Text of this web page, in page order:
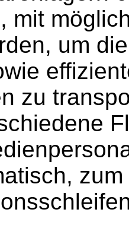
mit
um
zu